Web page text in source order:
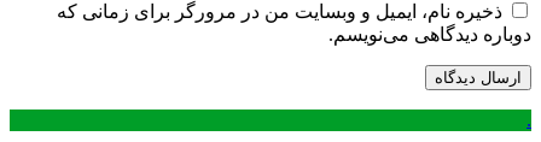
ذخیره نام، ایمیل و وبسایت من در مرورگر برای زمانی که
دوباره دیدگاهی می‌نویسم.
.